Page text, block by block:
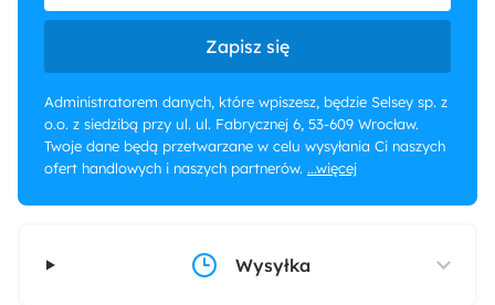
Zapisz się
Administratorem danych, które wpiszesz, będzie Selsey sp. z
o.o. z siedzibą przy ul. ul. Fabrycznej 6, 53-609 Wrocław.
Twoje dane będą przetwarzane w celu wysyłania Ci naszych
ofert handlowych i naszych partnerów. ...więcej
Wysyłka